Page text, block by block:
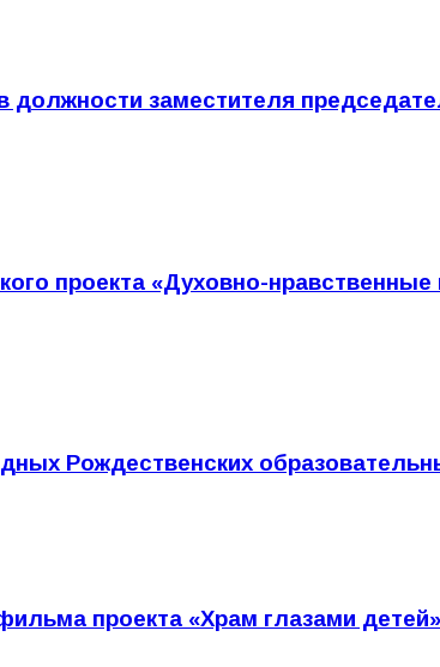
заместителя
проекта «Духовно-
Рождественских
проекта «Храм глазами детей»